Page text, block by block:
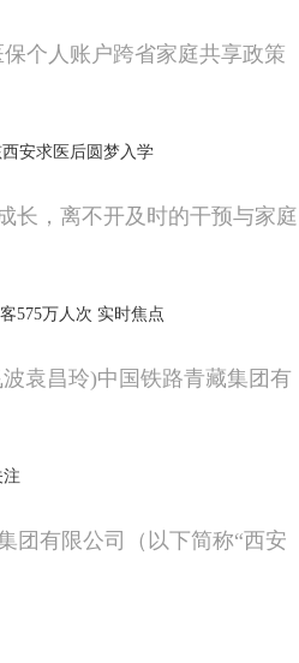
个人账户跨省家庭共享政策
安求医后圆梦入学
长，离不开及时的干预与家庭
575万人次 实时焦点
袁昌玲)中国铁路青藏集团有
团有限公司（以下简称“西安